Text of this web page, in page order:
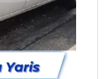
TPHCM